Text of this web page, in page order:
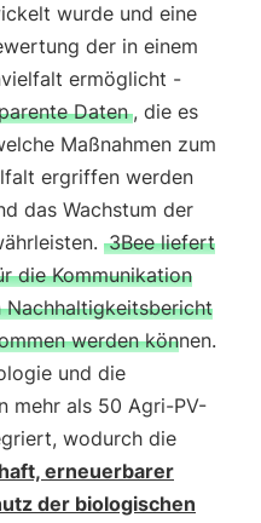
wurde und eine
der in einem
ermöglicht -
Daten , die es
Maßnahmen zum
ergriffen werden
das Wachstum der
3Bee liefert
die Kommunikation
Nachhaltigkeitsbericht
werden können.
und die
mehr als 50 Agri-PV-
wodurch die
erneuerbarer
der biologischen